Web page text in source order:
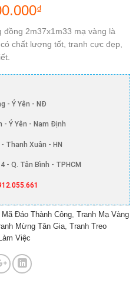
₫
2m37x1m33 mạ vàng là
chất lượng tốt, tranh cực đẹp,
- Ý Yên - NĐ
- Ý Yên - Nam Định
Thanh Xuân - HN
- Q. Tân Bình - TPHCM
Mã Đáo Thành Công Tranh Mạ Vàng
Mừng Tân Gia Tranh Treo
Việc